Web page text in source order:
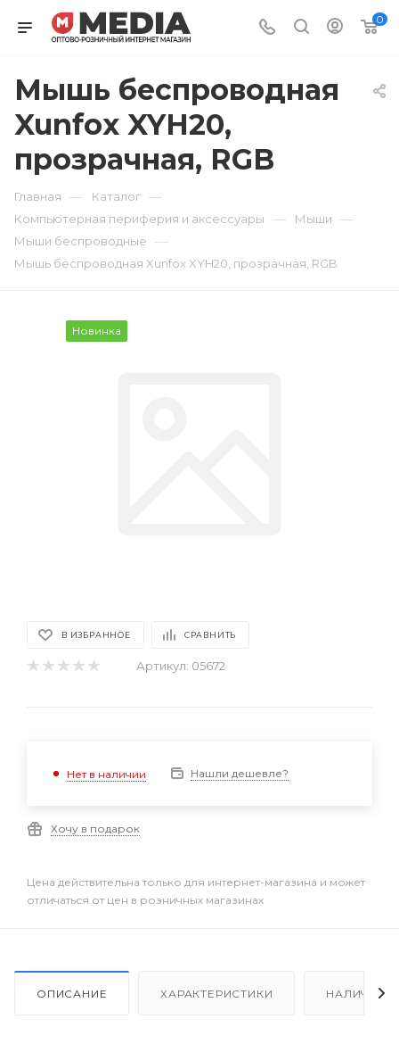
0
Мышь беспроводная
Xunfox XYH20,
прозрачная, RGB
Главная — Каталог —
Компьютерная периферия и аксессуары — Мыши —
Мыши беспроводные —
Мышь беспроводная Xunfox XYH20, прозрачная, RGB
Новинка
В ИЗБРАННОЕ СРАВНИТЬ
Артикул: 05672
Нет в наличии Нашли дешевле?
Хочу в подарок
Цена действительна только для интернет-магазина и может
отличаться от цен в розничных магазинах
ОПИСАНИЕ ХАРАКТЕРИСТИКИ НАЛИЧИЕ